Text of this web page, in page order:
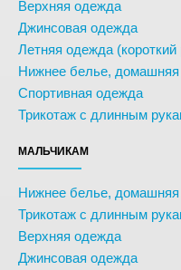
Верхняя одежда
Джинсовая одежда
Летняя одежда (короткий
Нижнее белье,
Спортивная одежда
Трикотаж с длинным
МАЛЬЧИКАМ
Нижнее белье,
Трикотаж с длинным
Верхняя одежда
Джинсовая одежда